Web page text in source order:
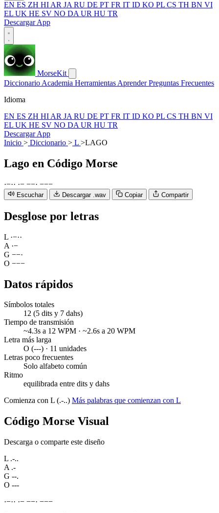
EN ES ZH HI AR JA RU DE PT FR IT ID KO PL CS TH BN VI
EL UK HE SV NO DA UR HU TR
Descargar App
MorseKit
Diccionario Academia Herramientas AprenderPreguntas Frecuentes
Idioma
EN ES ZH HI AR JA RU DE PT FR IT ID KO PL CS TH BN VI
EL UK HE SV NO DA UR HU TR
Descargar App
Inicio > Diccionario > L >LAGO
Lago en Código Morse
·−·· ·− −−· −−−
Escuchar Descargar .wav Copiar Compartir
Desglose por letras
L ·−··
A ·−
G −−·
O −−−
Datos rápidos
Símbolos totales
12 (5 dits y 7 dahs)
Tiempo de transmisión
~4.3s a 12 WPM · ~2.6s a 20 WPM
Letra más larga
O (---) · 11 unidades
Letras poco frecuentes
Solo alfabeto común
Ritmo
equilibrada entre dits y dahs
Comienza con L (.-..) Más palabras que comienzan con L
Código Morse Visual
Descarga o comparte este diseño
L .-..
A .-
G --.
O ---
·−·· ·− −−· −−−